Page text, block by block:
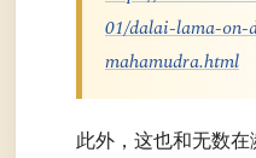
01/dalai-lama-on-
mahamudra.html
此外，这也和无数